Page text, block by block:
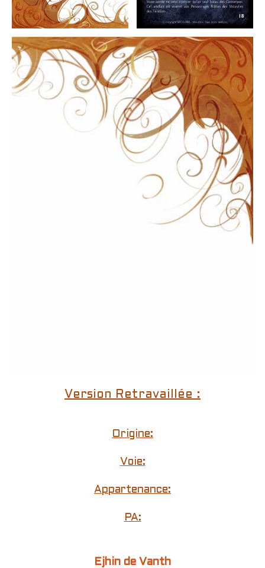
Version Retravaillée :
Origine:
Voie:
Appartenance:
PA:
Ejhin de Vanth